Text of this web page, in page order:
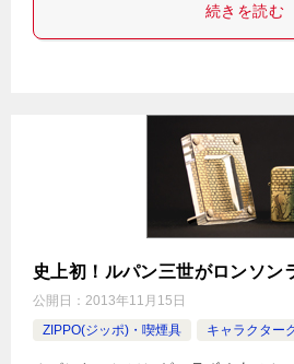
続きを読む
史上初！ルパン三世がロンソン
公開日： 2013年11月15日
ZIPPO(ジッポ)・喫煙具
キャラクター